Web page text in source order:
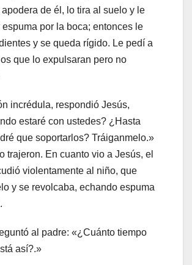
de él, lo tira al suelo y le
espuma por la boca; entonces le
y se queda rígido. Le pedí a
que lo expulsaran pero no
incrédula, respondió Jesús,
estaré con ustedes? ¿Hasta
que soportarlos? Tráiganmelo.»
trajeron. En cuanto vio a Jesús, el
violentamente al niño, que
y se revolcaba, echando espuma
al padre: «¿Cuánto tiempo
así?.»